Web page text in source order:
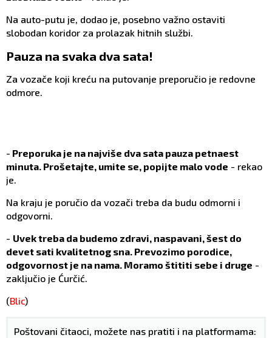
Na auto-putu je, dodao je, posebno važno ostaviti
slobodan koridor za prolazak hitnih službi.
Pauza na svaka dva sata!
Za vozače koji kreću na putovanje preporučio je redovne
odmore.
- Preporuka je na najviše dva sata pauza petnaest
minuta. Prošetajte, umite se, popijte malo vode - rekao
je.
Na kraju je poručio da vozači treba da budu odmorni i
odgovorni.
- Uvek treba da budemo zdravi, naspavani, šest do
devet sati kvalitetnog sna. Prevozimo porodice,
odgovornost je na nama. Moramo štititi sebe i druge -
zaključio je Ćurčić.
(Blic)
Poštovani čitaoci, možete nas pratiti i na platformama: